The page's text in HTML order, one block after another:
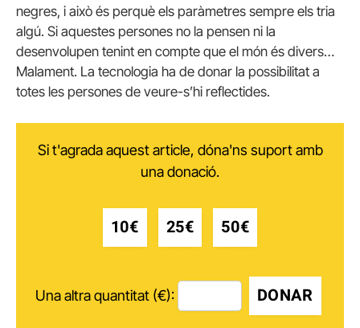
negres, i això és perquè els paràmetres sempre els tria
algú. Si aquestes persones no la pensen ni la
desenvolupen tenint en compte que el món és divers…
Malament. La tecnologia ha de donar la possibilitat a
totes les persones de veure-s’hi reflectides.
Si t'agrada aquest article, dóna'ns suport amb
una donació.
10€ 25€ 50€
Una altra quantitat (€): DONAR